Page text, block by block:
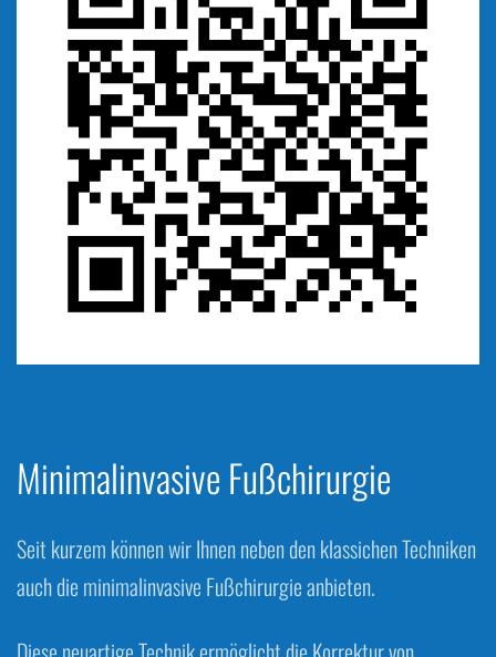
Minimalinvasive Fußchirurgie
Seit kurzem können wir Ihnen neben den klassichen Techniken
auch die minimalinvasive Fußchirurgie anbieten.